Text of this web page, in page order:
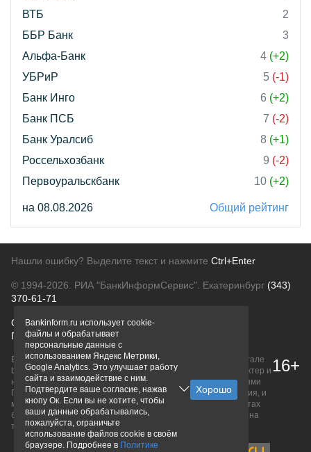
ВТБ
2
ББР Банк
3
Альфа-Банк
4 (+2)
УБРиР
5 (-1)
Банк Инго
6 (+2)
Банк ПСБ
7 (-2)
Банк Уралсиб
8 (+1)
Россельхозбанк
9 (-2)
Первоуральскбанк
10 (+2)
на 08.08.2026 Общий рейтинг
Нашли ошибку? Выделите текст и нажмите Ctrl+Enter
© 1994-2026. РИА "БанкИнформСервис". Екатеринбург (343)
370-61-71
О проектеПолитика конфиденциальности
Правовая информацияДля рекламодателей
Вся информация о продуктах банков, размещенная на портале
bankinform.ru, носит исключительно ознакомительный характер и
не является публичной офертой, определяемой положениями
ГК РФ. Информация не содержит точного и полного описания, и
может быть изменена. Конечные условия уточняйте на сайтах
банков или при личном обращении. Исключительное право на
товарные знаки принадлежит их правообладателям.
16+
Bankinform.ru использует cookie-
файлы и обрабатывает
персональные данные с
использованием Яндекс Метрики,
Google Analytics. Это улучшает работу
сайта и взаимодействие с ним.
Подтвердите ваше согласие, нажав
кнопу Ок. Если вы не хотите, чтобы
ваши данные обрабатывались,
пожалуйста, ограничьте
использование файлов cookie в своём
браузере. Подробнее в Политике